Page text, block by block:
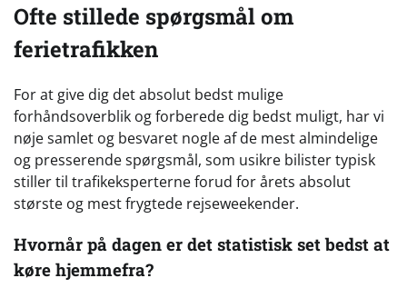
Ofte stillede spørgsmål om
ferietrafikken
For at give dig det absolut bedst mulige
forhåndsoverblik og forberede dig bedst muligt, har vi
nøje samlet og besvaret nogle af de mest almindelige
og presserende spørgsmål, som usikre bilister typisk
stiller til trafikeksperterne forud for årets absolut
største og mest frygtede rejseweekender.
Hvornår på dagen er det statistisk set bedst at
køre hjemmefra?